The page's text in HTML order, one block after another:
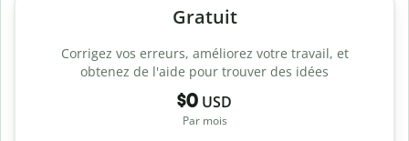
Gratuit
Corrigez vos erreurs, améliorez votre travail, et
obtenez de l'aide pour trouver des idées
$0 USD
Par mois